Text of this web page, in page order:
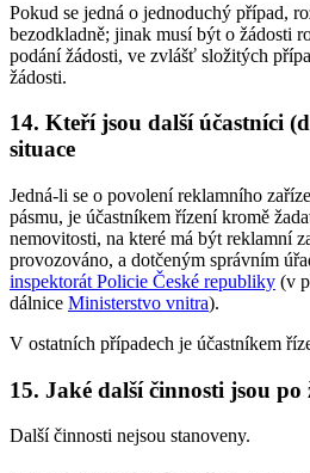
Pokud se jedná o jednoduchý případ,
bezodkladně; jinak musí být o žádosti
podání žádosti, ve zvlášť složitých
žádosti.
14. Kteří jsou další účastníci
situace
Jedná-li se o povolení reklamního
pásmu, je účastníkem řízení kromě
nemovitosti, na které má být reklamní
provozováno, a dotčeným správním
inspektorát Policie České republiky (v
dálnice Ministerstvo vnitra).
V ostatních případech je účastníkem
15. Jaké další činnosti jsou
Další činnosti nejsou stanoveny.